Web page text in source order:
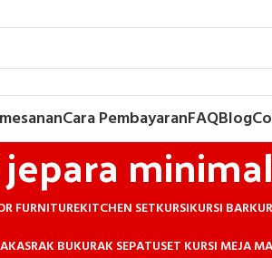
Cara PembayaranFAQBlog
FURNITUREKITCHEN SETKURSIKURSI BAR
RAK BUKURAK SEPATUSET KURSI MEJA